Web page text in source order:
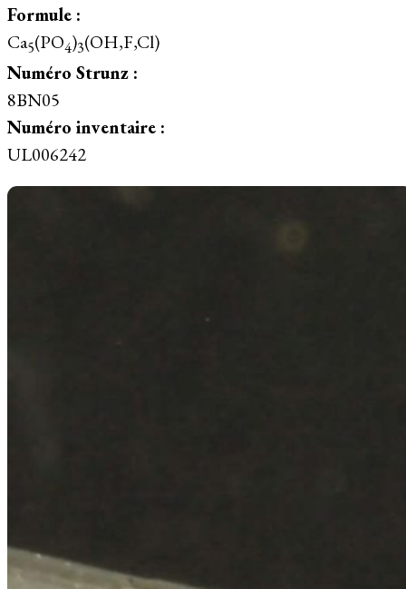
Formule :
Ca5(PO4)3(OH,F,Cl)
Numéro Strunz :
8BN05
Numéro inventaire :
UL006242